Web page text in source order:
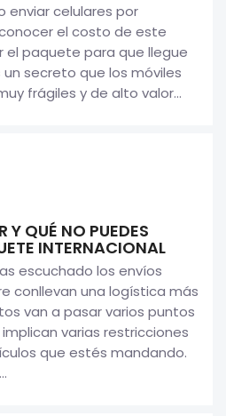
enviar celulares por
el costo de este
paquete para que llegue
secreto que los móviles
frágiles y de alto valor...
Y QUÉ NO PUEDES
INTERNACIONAL
escuchado los envíos
conllevan una logística más
van a pasar varios puntos
varias restricciones
que estés mandando.